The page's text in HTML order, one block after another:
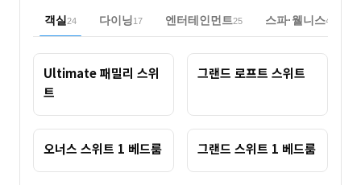
객실 24 다이닝17 엔터테인먼트25 스파·웰니스4
Ultimate 패밀리 스위
트
그랜드 로프트 스위트
오너스 스위트 1 베드룸 그랜드 스위트 1 베드룸